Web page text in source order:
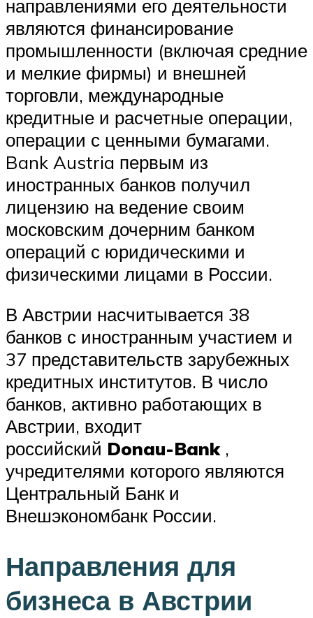
направлениями его деятельности
являются финансирование
промышленности (включая средние
и мелкие фирмы) и внешней
торговли, международные
кредитные и расчетные операции,
операции с ценными бумагами.
Bank Austria первым из
иностранных банков получил
лицензию на ведение своим
московским дочерним банком
операций с юридическими и
физическими лицами в России.
В Австрии насчитывается 38
банков с иностранным участием и
37 представительств зарубежных
кредитных институтов. В число
банков, активно работающих в
Австрии, входит
российский Donau-Bank ,
учредителями которого являются
Центральный Банк и
Внешэкономбанк России.
Направления для
бизнеса в Австрии